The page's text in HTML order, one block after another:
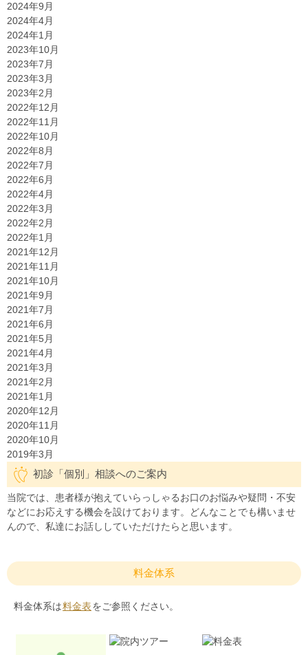
2024年9月
2024年4月
2024年1月
2023年10月
2023年7月
2023年3月
2023年2月
2022年12月
2022年11月
2022年10月
2022年8月
2022年7月
2022年6月
2022年4月
2022年3月
2022年2月
2022年1月
2021年12月
2021年11月
2021年10月
2021年9月
2021年7月
2021年6月
2021年5月
2021年4月
2021年3月
2021年2月
2021年1月
2020年12月
2020年11月
2020年10月
2019年3月
初診「個別」相談へのご案内
当院では、患者様が抱えていらっしゃるお口のお悩みや疑問・不安
などにお応えする機会を設けております。どんなことでも構いませ
んので、私達にお話ししていただけたらと思います。
料金体系
料金体系は料金表をご参照ください。